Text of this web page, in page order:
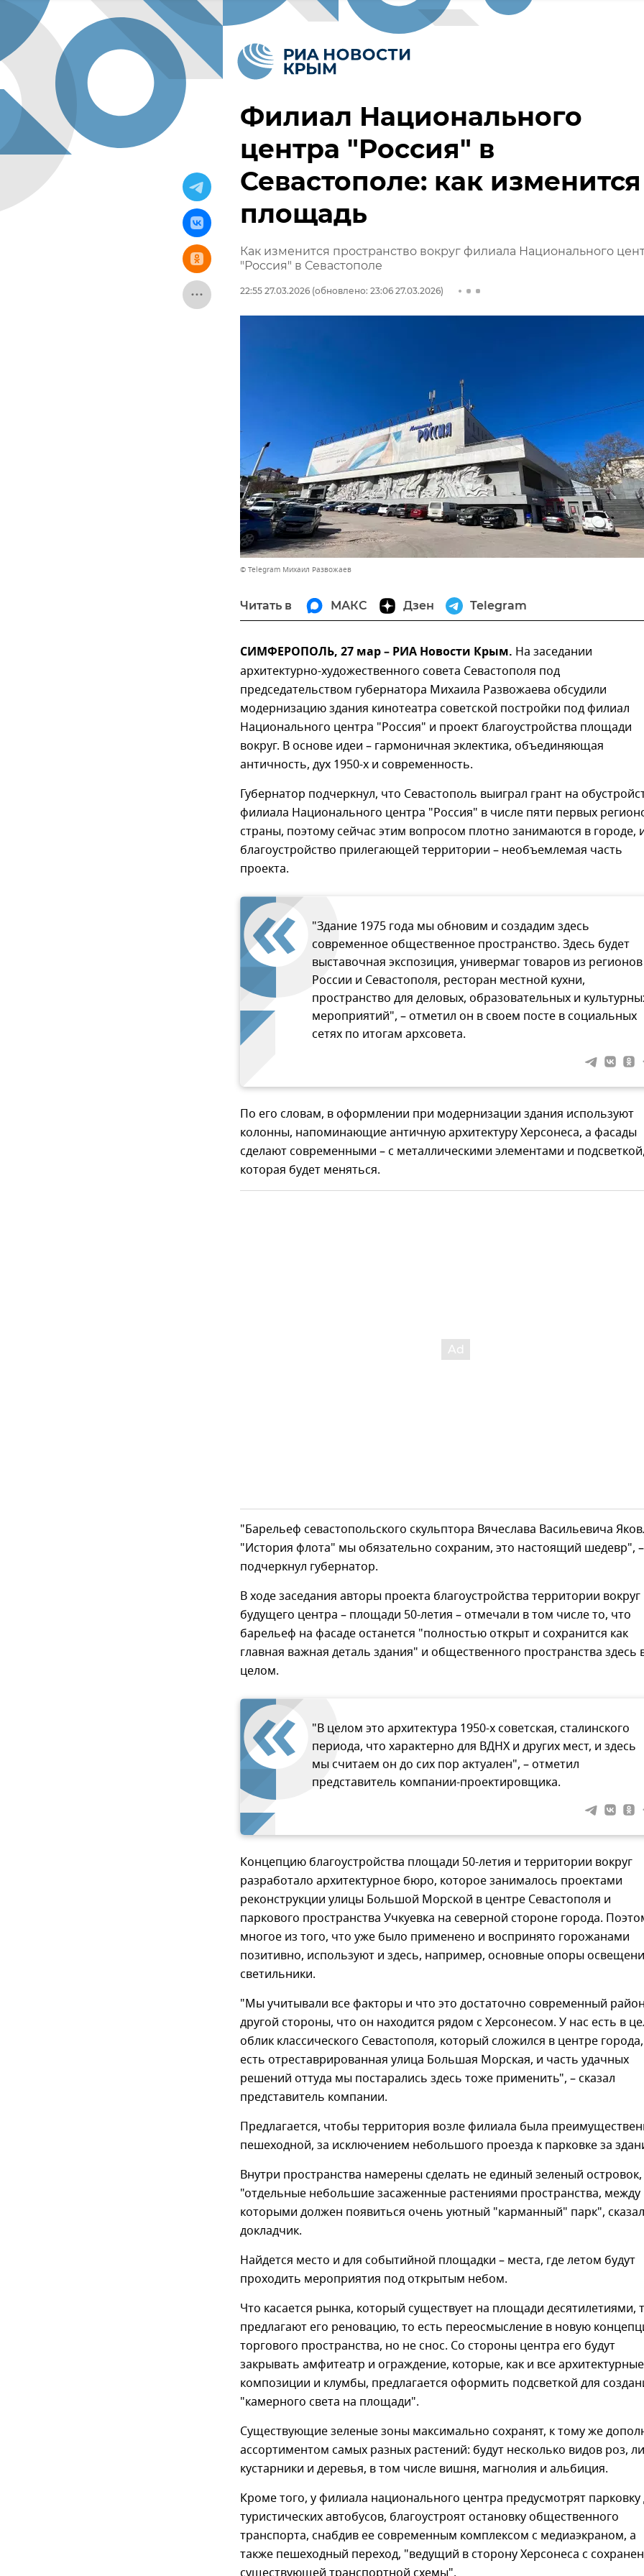
Филиал Национального
центра "Россия" в
Севастополе: как изменится
площадь
Как изменится пространство вокруг филиала Национального
"Россия" в Севастополе
22:55 27.03.2026 (обновлено: 23:06 27.03.2026)
© Telegram Михаил Развожаев
Читать в МАКС Дзен Telegram
СИМФЕРОПОЛЬ, 27 мар – РИА Новости Крым. На заседании
архитектурно-художественного совета Севастополя под
председательством губернатора Михаила Развожаева обсудили
модернизацию здания кинотеатра советской постройки под филиал
Национального центра "Россия" и проект благоустройства площади
вокруг. В основе идеи – гармоничная эклектика, объединяющая
античность, дух 1950-х и современность.
Губернатор подчеркнул, что Севастополь выиграл грант на
филиала Национального центра "Россия" в числе пяти первых
страны, поэтому сейчас этим вопросом плотно занимаются в городе,
благоустройство прилегающей территории – необъемлемая часть
проекта.
"Здание 1975 года мы обновим и создадим здесь
современное общественное пространство. Здесь будет
выставочная экспозиция, универмаг товаров из регионов
России и Севастополя, ресторан местной кухни,
пространство для деловых, образовательных и
мероприятий", – отметил он в своем посте в социальных
сетях по итогам архсовета.
По его словам, в оформлении при модернизации здания используют
колонны, напоминающие античную архитектуру Херсонеса, а фасады
сделают современными – с металлическими элементами и
которая будет меняться.
"Барельеф севастопольского скульптора Вячеслава Васильевича
"История флота" мы обязательно сохраним, это настоящий шедевр", –
подчеркнул губернатор.
В ходе заседания авторы проекта благоустройства территории вокруг
будущего центра – площади 50-летия – отмечали в том числе то, что
барельеф на фасаде останется "полностью открыт и сохранится как
главная важная деталь здания" и общественного пространства здесь
целом.
"В целом это архитектура 1950-х советская, сталинского
периода, что характерно для ВДНХ и других мест, и здесь
мы считаем он до сих пор актуален", – отметил
представитель компании-проектировщика.
Концепцию благоустройства площади 50-летия и территории вокруг
разработало архитектурное бюро, которое занималось проектами
реконструкции улицы Большой Морской в центре Севастополя и
паркового пространства Учкуевка на северной стороне города.
многое из того, что уже было применено и воспринято горожанами
позитивно, используют и здесь, например, основные опоры
светильники.
"Мы учитывали все факторы и что это достаточно современный
другой стороны, что он находится рядом с Херсонесом. У нас есть в
облик классического Севастополя, который сложился в центре
есть отреставрированная улица Большая Морская, и часть удачных
решений оттуда мы постарались здесь тоже применить", – сказал
представитель компании.
Предлагается, чтобы территория возле филиала была
пешеходной, за исключением небольшого проезда к парковке за
Внутри пространства намерены сделать не единый зеленый
"отдельные небольшие засаженные растениями пространства, между
которыми должен появиться очень уютный "карманный" парк", сказал
докладчик.
Найдется место и для событийной площадки – места, где летом будут
проходить мероприятия под открытым небом.
Что касается рынка, который существует на площади десятилетиями,
предлагают его реновацию, то есть переосмысление в новую
торгового пространства, но не снос. Со стороны центра его будут
закрывать амфитеатр и ограждение, которые, как и все архитектурные
композиции и клумбы, предлагается оформить подсветкой для
"камерного света на площади".
Существующие зеленые зоны максимально сохранят, к тому же
ассортиментом самых разных растений: будут несколько видов роз,
кустарники и деревья, в том числе вишня, магнолия и альбиция.
Кроме того, у филиала национального центра предусмотрят парковку
туристических автобусов, благоустроят остановку общественного
транспорта, снабдив ее современным комплексом с медиаэкраном, а
также пешеходный переход, "ведущий в сторону Херсонеса с